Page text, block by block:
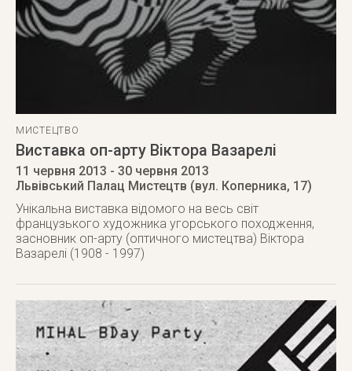
МИСТЕЦТВО
Виставка оп-арту Віктора Вазарелі
11 червня 2013 - 30 червня 2013
Львівський Палац Мистецтв (вул. Коперника, 17)
Унікальна виставка відомого на весь світ
французького художника угорського походження,
засновник оп-арту (оптичного мистецтва) Віктора
Вазарелі (1908 - 1997)